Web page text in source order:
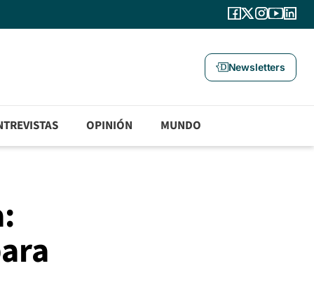
Newsletters
OPINIÓN MUNDO